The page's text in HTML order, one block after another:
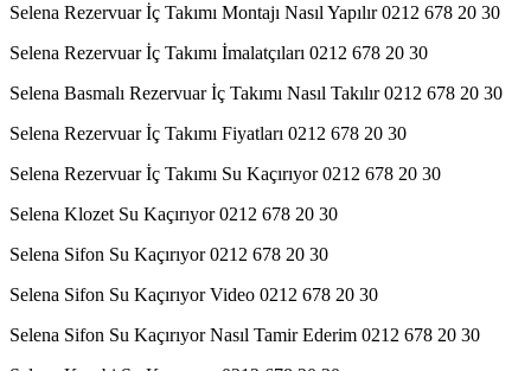
Selena Rezervuar İç Takımı Montajı Nasıl Yapılır 0212 678 20 30
Selena Rezervuar İç Takımı İmalatçıları 0212 678 20 30
Selena Basmalı Rezervuar İç Takımı Nasıl Takılır 0212 678 20 30
Selena Rezervuar İç Takımı Fiyatları 0212 678 20 30
Selena Rezervuar İç Takımı Su Kaçırıyor 0212 678 20 30
Selena Klozet Su Kaçırıyor 0212 678 20 30
Selena Sifon Su Kaçırıyor 0212 678 20 30
Selena Sifon Su Kaçırıyor Video 0212 678 20 30
Selena Sifon Su Kaçırıyor Nasıl Tamir Ederim 0212 678 20 30